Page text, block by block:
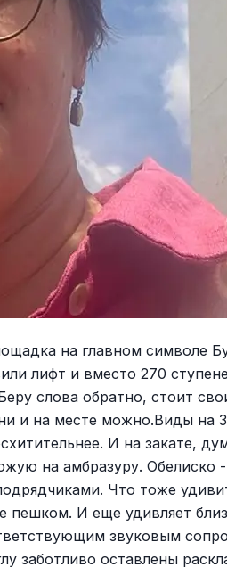
на главном символе
лифт и вместо 270
слова обратно, стоит
и на месте можно.Виды на
И на закате,
на амбразуру. Обелиско
Что тоже
И еще удивляет
звуковым
заботливо оставлены